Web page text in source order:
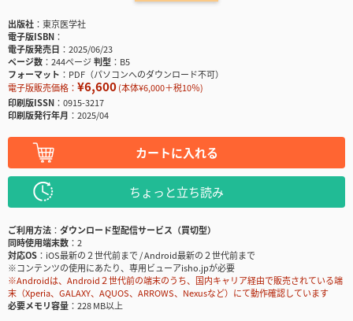
出版社
東京医学社
電子版ISBN
電子版発売日
2025/06/23
ページ数
244ページ判型
B5
フォーマット
PDF（パソコンへのダウンロード不可）
電子版販売価格： ¥6,600(本体¥6,000＋税10％)
印刷版ISSN
0915-3217
印刷版発行年月
2025/04
カートに入れる
ちょっと立ち読み
ご利用方法
ダウンロード型配信サービス（買切型）
同時使用端末数
2
対応OS
iOS最新の２世代前まで / Android最新の２世代前まで
※コンテンツの使用にあたり、専用ビューアisho.jpが必要
※Androidは、Android２世代前の端末のうち、国内キャリア経由で販売されている端
末（Xperia、GALAXY、AQUOS、ARROWS、Nexusなど）にて動作確認しています
必要メモリ容量
228 MB以上